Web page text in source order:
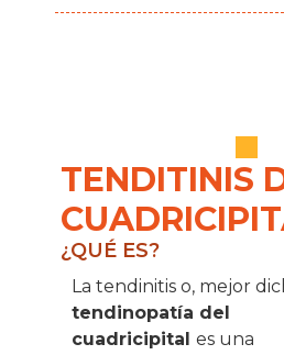
TENDITINIS
¿QUÉ ES?
La tendinitis o, mejor
tendinopatía del
cuadricipital es una